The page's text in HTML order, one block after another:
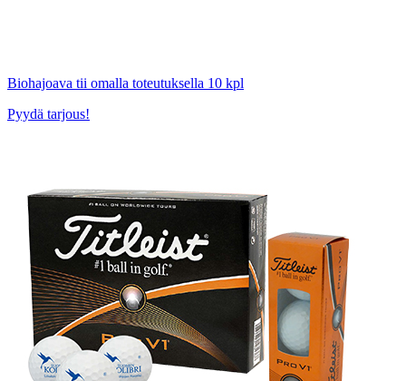
Biohajoava tii omalla toteutuksella 10 kpl
Pyydä tarjous!